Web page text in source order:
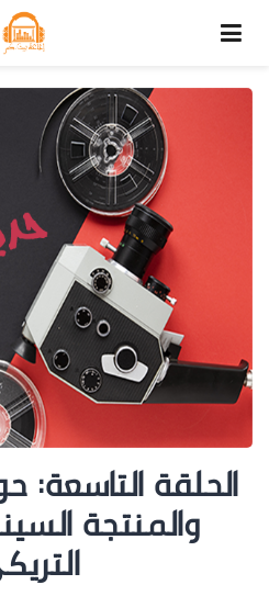
الحلقة التاسعة:
والمنتجة